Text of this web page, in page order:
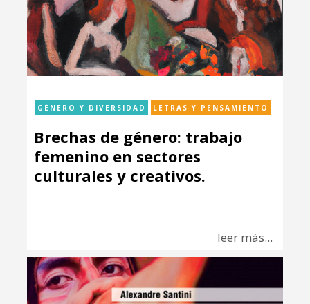
GÉNERO Y DIVERSIDAD LETRAS Y PENSAMIENTO
Brechas de género: trabajo
femenino en sectores
culturales y creativos.
leer más...